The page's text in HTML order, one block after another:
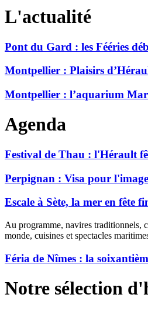
L'actualité
Pont du Gard : les Fééries
Montpellier : Plaisirs
Montpellier : l’aquarium
Agenda
Festival de Thau : l'Hérault
Perpignan : Visa pour
Escale à Sète, la mer en fête
Au programme, navires traditionnels,
monde, cuisines et spectacles
Féria de Nîmes : la
Notre sélection